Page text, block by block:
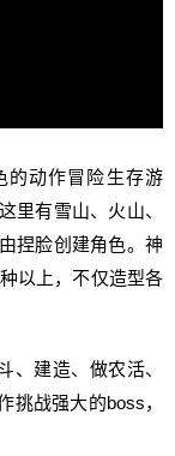
的动作冒险生存游
里有雪山、火山、
捏脸创建角色。神
以上，不仅造型各
建造、做农活、
挑战强大的boss，